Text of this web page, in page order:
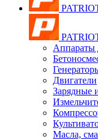
Аппараты
Двигатели
Зарядные
Масла,